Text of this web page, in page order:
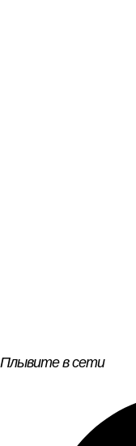
Плывите в сети